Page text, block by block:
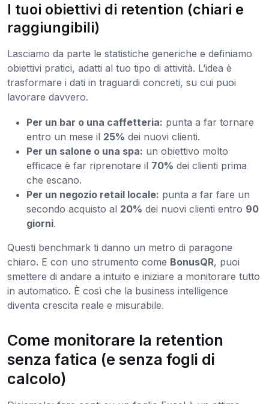
I tuoi obiettivi di retention (chiari e
raggiungibili)
Lasciamo da parte le statistiche generiche e definiamo
obiettivi pratici, adatti al tuo tipo di attività. L’idea è
trasformare i dati in traguardi concreti, su cui puoi
lavorare davvero.
Per un bar o una caffetteria: punta a far tornare
entro un mese il 25% dei nuovi clienti.
Per un salone o una spa: un obiettivo molto
efficace è far riprenotare il 70% dei clienti prima
che escano.
Per un negozio retail locale: punta a far fare un
secondo acquisto al 20% dei nuovi clienti entro 90
giorni.
Questi benchmark ti danno un metro di paragone
chiaro. E con uno strumento come BonusQR, puoi
smettere di andare a intuito e iniziare a monitorare tutto
in automatico. È così che la business intelligence
diventa crescita reale e misurabile.
Come monitorare la retention
senza fatica (e senza fogli di
calcolo)